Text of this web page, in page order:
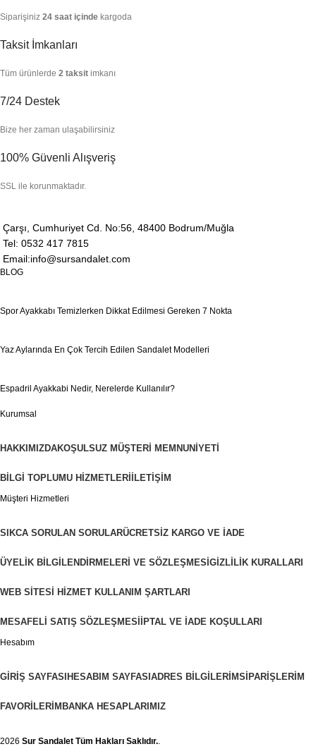
Siparişiniz 24 saat içinde kargoda
Taksit İmkanları
Tüm ürünlerde 2 taksit imkanı
7/24 Destek
Bize her zaman ulaşabilirsiniz
100% Güvenli Alışveriş
SSL ile korunmaktadır.
Çarşı, Cumhuriyet Cd. No:56, 48400 Bodrum/Muğla
Tel: 0532 417 7815
Email:info@sursandalet.com
BLOG
Spor Ayakkabı Temizlerken Dikkat Edilmesi Gereken 7 Nokta
Yaz Aylarında En Çok Tercih Edilen Sandalet Modelleri
Espadril Ayakkabi Nedir, Nerelerde Kullanılır?
Kurumsal
HAKKIMIZDAKOŞULSUZ MÜŞTERI MEMNUNIYETI
BILGI TOPLUMU HIZMETLERIİLETIŞIM
Müşteri Hizmetleri
SIKCA SORULAN SORULARÜCRETSIZ KARGO VE İADE
ÜYELIK BILGILENDIRMELERI VE SÖZLEŞMESIGIZLILIK KURALLARI
WEB SITESI HIZMET KULLANIM ŞARTLARI
MESAFELI SATIŞ SÖZLEŞMESIİPTAL VE İADE KOŞULLARI
Hesabım
GIRIŞ SAYFASIHESABIM SAYFASIADRES BILGILERIMSIPARIŞLERIM
FAVORILERIMBANKA HESAPLARIMIZ
2026 Sur Sandalet Tüm Hakları Saklıdır.